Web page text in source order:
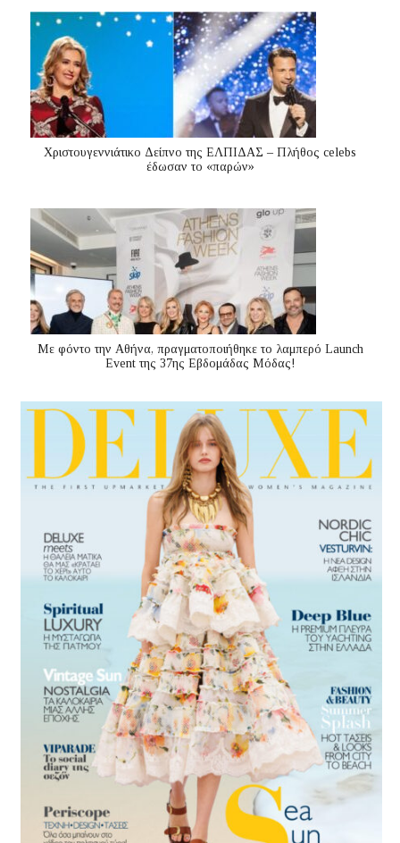
Χριστουγεννιάτικο Δείπνο της ΕΛΠΙΔΑΣ – Πλήθος celebs
έδωσαν το «παρών»
Με φόντο την Αθήνα, πραγματοποιήθηκε το λαμπερό Launch
Event της 37ης Εβδομάδας Μόδας!